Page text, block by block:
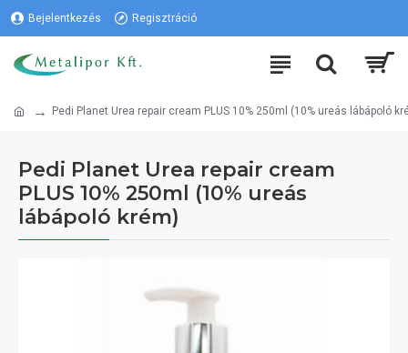
Bejelentkezés Regisztráció
Pedi Planet Urea repair cream PLUS 10% 250ml (10% ureás lábápoló
Pedi Planet Urea repair cream
PLUS 10% 250ml (10% ureás
lábápoló krém)